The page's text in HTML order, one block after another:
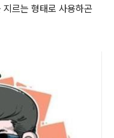
르는 형태로 사용하곤